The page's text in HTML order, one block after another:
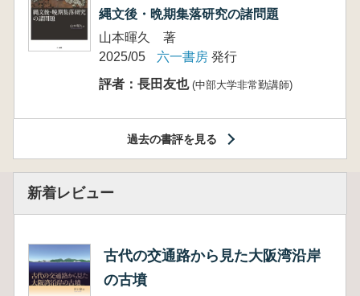
縄文後・晩期集落研究の諸問題
山本暉久 著
2025/05
六一書房 発行
評者：長田友也 (中部大学非常勤講師)
過去の書評を見る
新着レビュー
古代の交通路から見た大阪湾沿岸
の古墳